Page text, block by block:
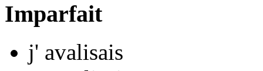
Imparfait
j' avalisais